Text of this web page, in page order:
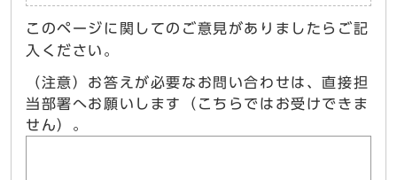
このページに関してのご意見がありましたらご記
入ください。
（注意）お答えが必要なお問い合わせは、直接担
当部署へお願いします（こちらではお受けできま
せん）。